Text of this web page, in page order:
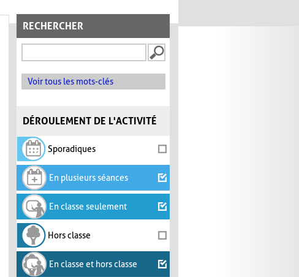
RECHERCHER
Voir tous les mots-clés
DÉROULEMENT DE L'ACTIVITÉ
Sporadiques
En plusieurs séances
En classe seulement
Hors classe
En classe et hors classe